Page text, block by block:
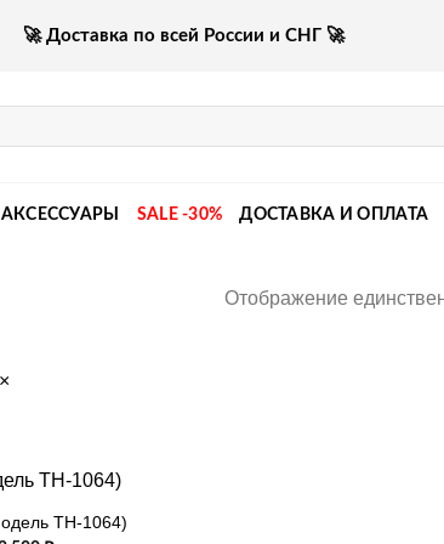
🚀 Доставка по всей России и СНГ 🚀
АКСЕССУАРЫ SALE -30% ДОСТАВКА И ОПЛАТА
Отображение
×
ТН-1064)